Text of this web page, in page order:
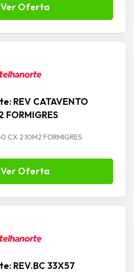
Ver Oferta
REV CATAVENTO
CX 2.10M2 FORMIGRES
Ver Oferta
REV.BC 33X57